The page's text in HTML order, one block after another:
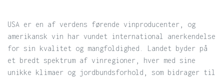
USA er en af verdens førende vinproducenter, og
amerikansk vin har vundet international anerkendelse
for sin kvalitet og mangfoldighed. Landet byder på
et bredt spektrum af vinregioner, hver med sine
unikke klimaer og jordbundsforhold, som bidrager til